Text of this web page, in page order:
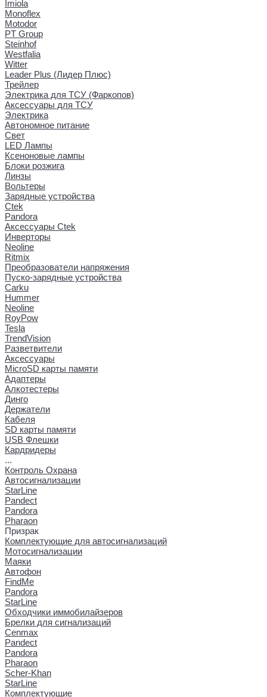
Imiola
Monoflex
Motodor
PT Group
Steinhof
Westfalia
Witter
Leader Plus (Лидер Плюс)
Трейлер
Электрика для ТСУ (Фаркопов)
Аксессуары для ТСУ
Электрика
Автономное питание
Свет
LED Лампы
Ксеноновые лампы
Блоки розжига
Линзы
Вольтеры
Зарядные устройства
Ctek
Pandora
Аксессуары Ctek
Инверторы
Neoline
Ritmix
Преобразователи напряжения
Пуско-зарядные устройства
Carku
Hummer
Neoline
RoyPow
Tesla
TrendVision
Разветвители
Аксессуары
MicroSD карты памяти
Адаптеры
Алкотестеры
Динго
Держатели
Кабеля
SD карты памяти
USB Флешки
Кардридеры
...
Контроль Охрана
Автосигнализации
StarLine
Pandect
Pandora
Pharaon
Призрак
Комплектующие для автосигнализаций
Мотосигнализации
Маяки
Автофон
FindMe
Pandora
StarLine
Обходчики иммобилайзеров
Брелки для сигнализаций
Cenmax
Pandect
Pandora
Pharaon
Scher-Khan
StarLine
Комплектующие